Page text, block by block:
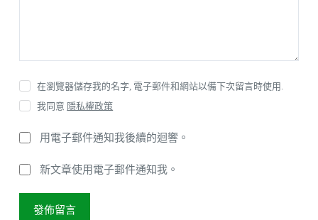
在瀏覽器儲存我的名字, 電子郵件和網站以備下次留言時使用.
我同意 隱私權政策
用電子郵件通知我後續的迴響。
新文章使用電子郵件通知我。
發佈留言